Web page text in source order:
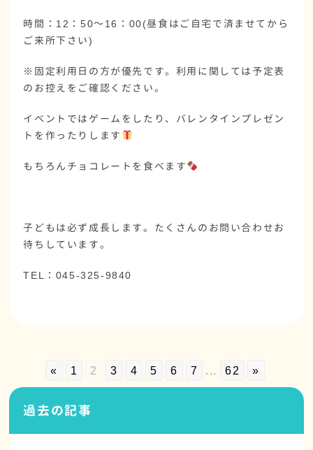
時間：12：50～16：00(昼食はご自宅で済ませてから
ご来所下さい)
※固定利用日の方が優先です。利用に関しては予定表
のお控えをご確認ください。
イベントではゲームをしたり、バレンタインプレゼン
トを作ったりします
もちろんチョコレートを食べます
子どもは必ず成長します。たくさんのお問い合わせお
待ちしています。
TEL：045-325-9840
« 1 2 3 4 5 6 7 ... 62 »
過去の記事